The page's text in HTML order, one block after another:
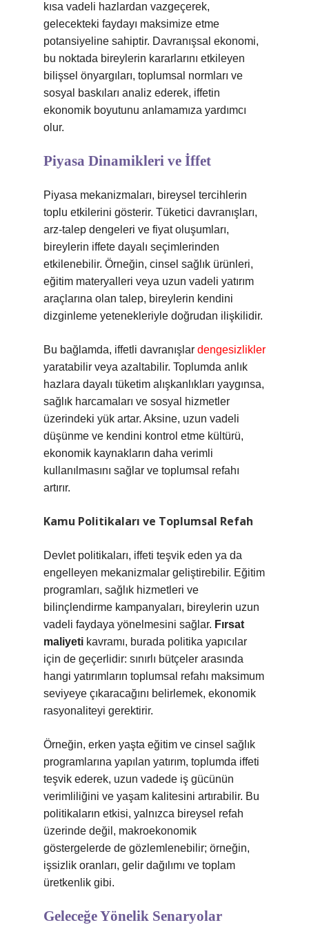
kısa vadeli hazlardan vazgeçerek,
gelecekteki faydayı maksimize etme
potansiyeline sahiptir. Davranışsal ekonomi,
bu noktada bireylerin kararlarını etkileyen
bilişsel önyargıları, toplumsal normları ve
sosyal baskıları analiz ederek, iffetin
ekonomik boyutunu anlamamıza yardımcı
olur.
Piyasa Dinamikleri ve İffet
Piyasa mekanizmaları, bireysel tercihlerin
toplu etkilerini gösterir. Tüketici davranışları,
arz-talep dengeleri ve fiyat oluşumları,
bireylerin iffete dayalı seçimlerinden
etkilenebilir. Örneğin, cinsel sağlık ürünleri,
eğitim materyalleri veya uzun vadeli yatırım
araçlarına olan talep, bireylerin kendini
dizginleme yetenekleriyle doğrudan ilişkilidir.
Bu bağlamda, iffetli davranışlar dengesizlikler
yaratabilir veya azaltabilir. Toplumda anlık
hazlara dayalı tüketim alışkanlıkları yaygınsa,
sağlık harcamaları ve sosyal hizmetler
üzerindeki yük artar. Aksine, uzun vadeli
düşünme ve kendini kontrol etme kültürü,
ekonomik kaynakların daha verimli
kullanılmasını sağlar ve toplumsal refahı
artırır.
Kamu Politikaları ve Toplumsal Refah
Devlet politikaları, iffeti teşvik eden ya da
engelleyen mekanizmalar geliştirebilir. Eğitim
programları, sağlık hizmetleri ve
bilinçlendirme kampanyaları, bireylerin uzun
vadeli faydaya yönelmesini sağlar. Fırsat
maliyeti kavramı, burada politika yapıcılar
için de geçerlidir: sınırlı bütçeler arasında
hangi yatırımların toplumsal refahı maksimum
seviyeye çıkaracağını belirlemek, ekonomik
rasyonaliteyi gerektirir.
Örneğin, erken yaşta eğitim ve cinsel sağlık
programlarına yapılan yatırım, toplumda iffeti
teşvik ederek, uzun vadede iş gücünün
verimliliğini ve yaşam kalitesini artırabilir. Bu
politikaların etkisi, yalnızca bireysel refah
üzerinde değil, makroekonomik
göstergelerde de gözlemlenebilir; örneğin,
işsizlik oranları, gelir dağılımı ve toplam
üretkenlik gibi.
Geleceğe Yönelik Senaryolar